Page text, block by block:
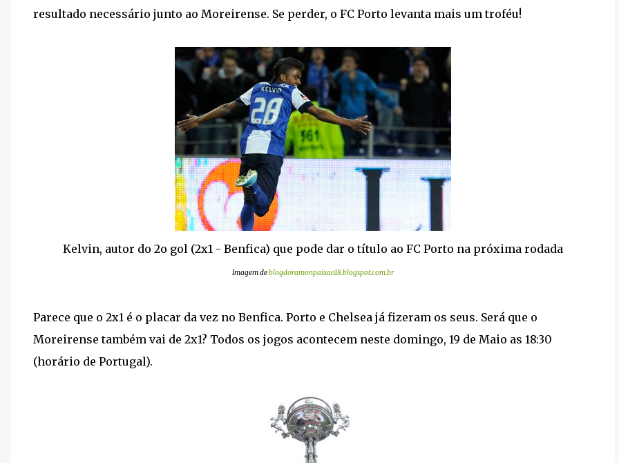
resultado necessário junto ao Moreirense. Se perder, o FC Porto levanta mais um troféu!
Kelvin, autor do 2o gol (2x1 - Benfica) que pode dar o título ao FC Porto na próxima rodada
Imagem deblogdoramonpaixao18.blogspot.com.br
Parece que o 2x1 é o placar da vez no Benfica. Porto e Chelsea já fizeram os seus. Será que o
Moreirense também vai de 2x1? Todos os jogos acontecem neste domingo, 19 de Maio as 18:30
(horário de Portugal).